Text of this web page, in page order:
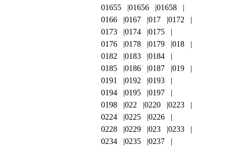
01655
01656
01658
0166
0167 017
0172
0173
0174
0175
0176
0178 0179
018
0182
0183
0184
0185
0186 0187
019
0191
0192
0193
0194
0195
0197
0198
022 0220
0223
0224
0225
0226
0228
0229 023
0233
0234
0235
0237